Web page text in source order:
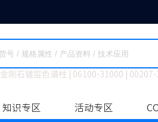
金刚石镀层色谱柱 06100-31000 00207-
知识专区 活动专区